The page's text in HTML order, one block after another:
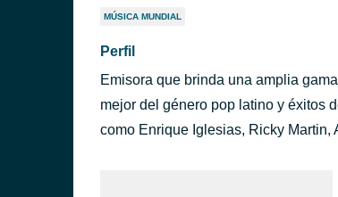
MÚSICA MUNDIAL
Perfil
Emisora que brinda una amplia
mejor del género pop latino y éxitos
como Enrique Iglesias, Ricky Martin,